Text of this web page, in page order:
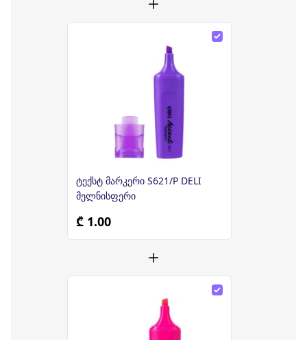
ტექსტ მარკერი S621/P DELI
მელნისფერი
₾ 1.00